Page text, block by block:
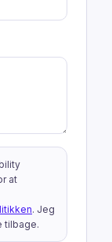
at
. Jeg
tilbage.